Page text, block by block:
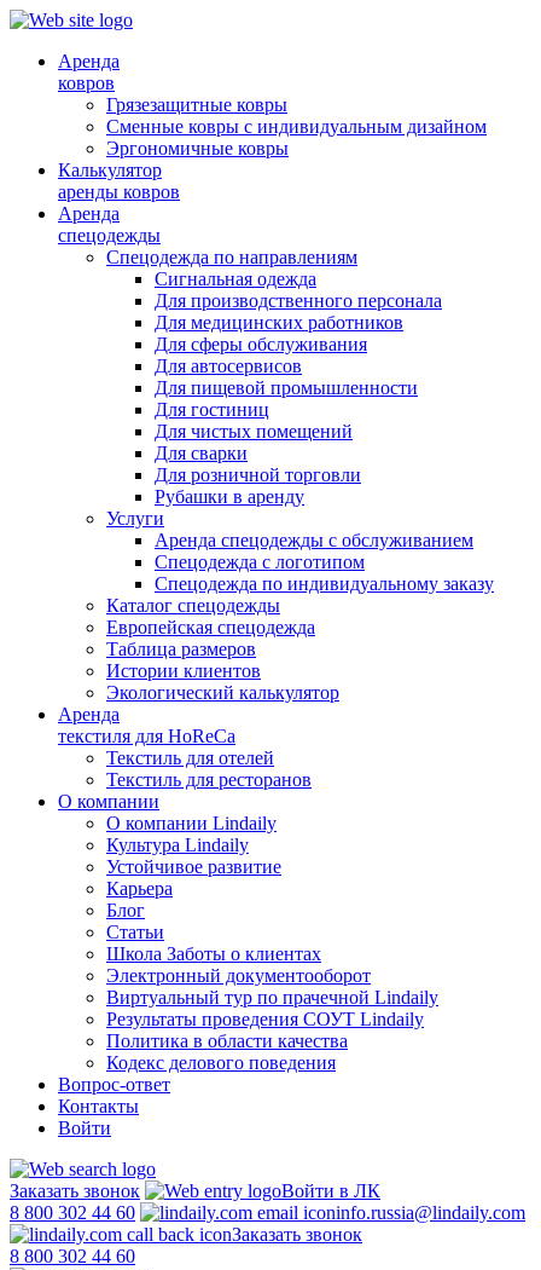
Аренда
ковров
Грязезащитные ковры
Сменные ковры с индивидуальным дизайном
Эргономичные ковры
Калькулятор
аренды ковров
Аренда
спецодежды
Спецодежда по направлениям
Сигнальная одежда
Для производственного персонала
Для медицинских работников
Для сферы обслуживания
Для автосервисов
Для пищевой промышленности
Для гостиниц
Для чистых помещений
Для сварки
Для розничной торговли
Рубашки в аренду
Услуги
Аренда спецодежды с обслуживанием
Спецодежда с логотипом
Спецодежда по индивидуальному заказу
Каталог спецодежды
Европейская спецодежда
Таблица размеров
Истории клиентов
Экологический калькулятор
Аренда
текстиля для HoReCa
Текстиль для отелей
Текстиль для ресторанов
О компании
О компании Lindaily
Культура Lindaily
Устойчивое развитие
Карьера
Блог
Статьи
Школа Заботы о клиентах
Электронный документооборот
Виртуальный тур по прачечной Lindaily
Результаты проведения СОУТ Lindaily
Политика в области качества
Кодекс делового поведения
Вопрос-ответ
Контакты
Войти
Заказать звонок
Войти в ЛК
8 800 302 44 60
info.russia@lindaily.com
Заказать звонок
8 800 302 44 60